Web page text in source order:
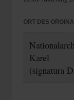
ORT DES
Karel
(signatura